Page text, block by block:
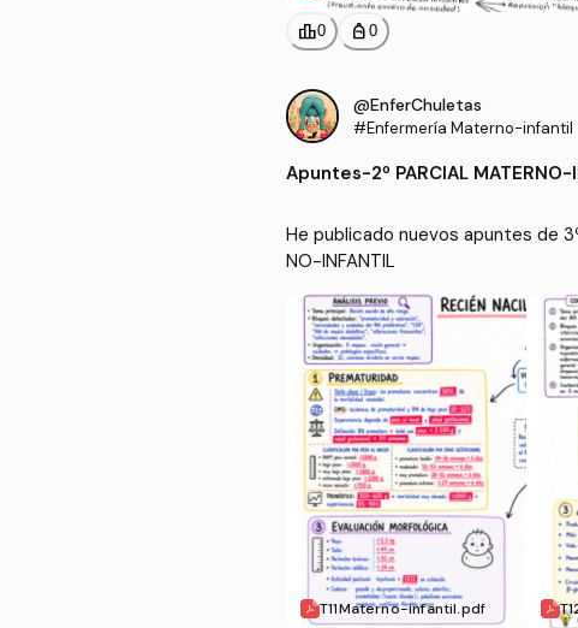
leaderboard0 personal_bag 0
@EnferChuletas
#Enfermería Materno-infantil
Apuntes-2º PARCIAL MATERNO-
He publicado nuevos apuntes de
NO-INFANTIL
T11Materno-infantil.pdf